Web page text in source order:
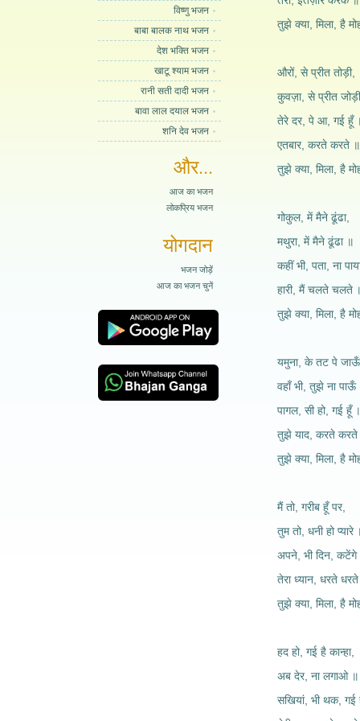
विष्णु भजन
बाबा बालक नाथ भजन
देश भक्ति भजन
खाटू श्याम भजन
रानी सती दादी भजन
बावा लाल दयाल भजन
शनि देव भजन
और...
आज का भजन
लोकप्रिय भजन
योगदान
भजन जोड़ें
आज का भजन चुनें
तुझे क्या, मिला, है
औरों, से प्रीत तोड़ी,
कुवज़ा, से प्रीत
तेरे दर, पे आ, गई हूँ
एतबार, करते करते ॥
तुझे क्या, मिला, है
गोकुल, में मैने ढूंढा,
मथुरा, में मैने ढूंढा ॥
कहीं भी, पता, ना
हारी, मैं चलते चलते
तुझे क्या, मिला, है
यमुना, के तट पे जाऊँ,
वहाँ भी, तुझे ना पाऊँ
पागल, सी हो, गई हूँ
तुझे याद, करते करते
तुझे क्या, मिला, है
मैं तो, गरीब हूँ पर,
तुम तो, धनी हो प्यारे
अपने, भी दिन, कटेंगे
तेरा ध्यान, धरते
तुझे क्या, मिला, है
हद हो, गई है कान्हा,
अब देर, ना लगाओ ॥
सखियां, भी थक, गई